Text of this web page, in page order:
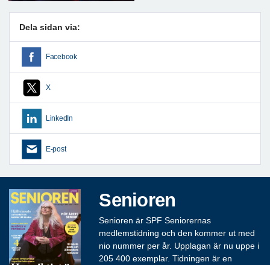
Dela sidan via:
Facebook
X
LinkedIn
E-post
Senioren
Senioren är SPF Seniorernas
medlemstidning och den kommer ut med
nio nummer per år. Upplagan är nu uppe i
205 400 exemplar. Tidningen är en